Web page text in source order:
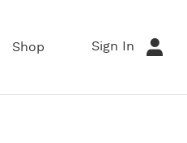
Shop Sign In